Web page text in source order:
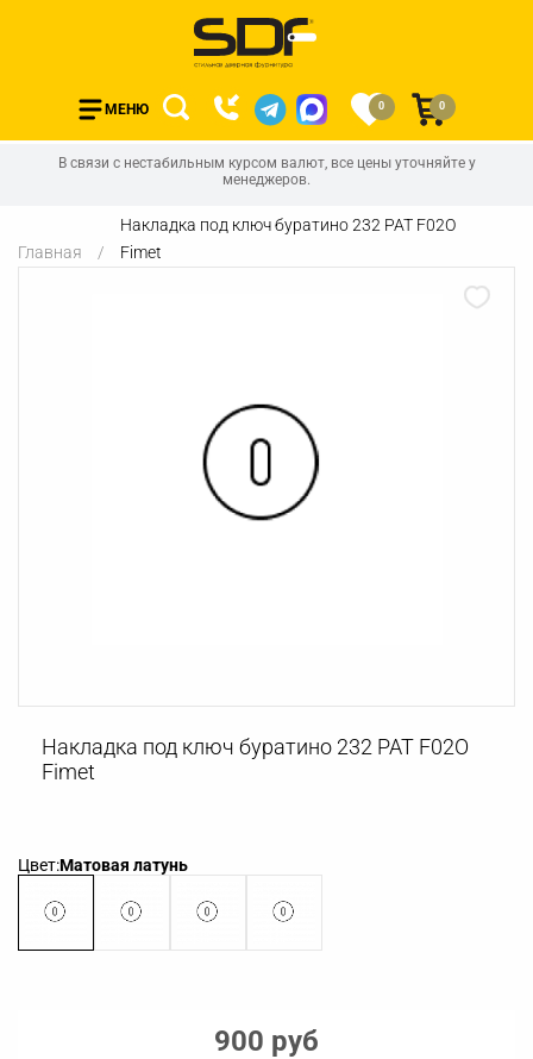
МЕНЮ 0 0
В связи с нестабильным курсом валют, все цены уточняйте у
менеджеров.
Главная
Накладка под ключ буратино 232 PAT F02O
Fimet
Накладка под ключ буратино 232 PAT F02O
Fimet
Цвет:Матовая латунь
900 руб